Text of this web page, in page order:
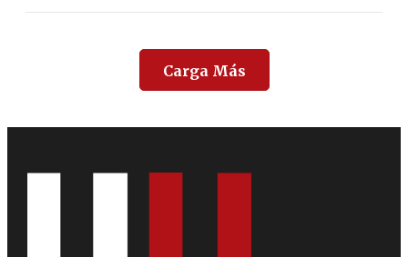
Carga Más